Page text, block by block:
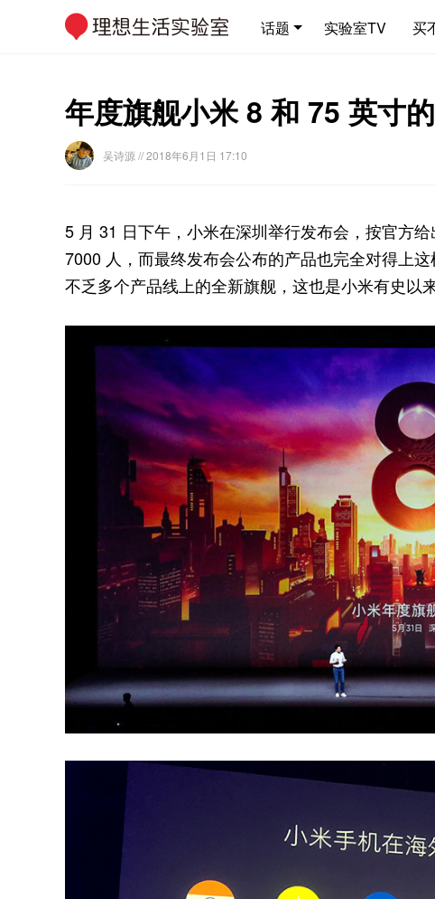
话题 实验室TV 买
年度旗舰小米 8 和 75 英寸
吴诗源 // 2018年6月1日 17:10
5 月 31 日下午，小米在深圳举行发布会，按官方
7000 人，而最终发布会公布的产品也完全对得上
不乏多个产品线上的全新旗舰，这也是小米有史以